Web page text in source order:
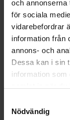
och annonserna
för sociala
vidarebefordrar
information från
annons- och
Dessa kan i sin
information som
Nödvändig
Kuva: Kotimaiset